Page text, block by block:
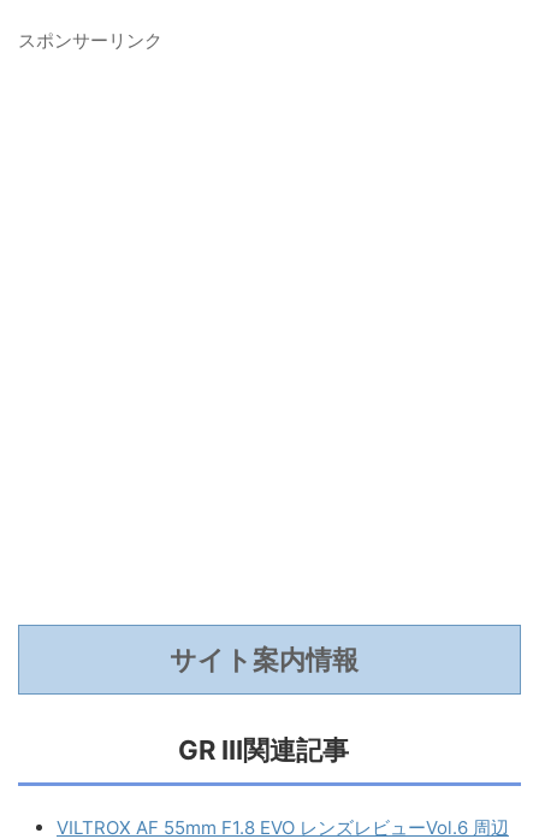
スポンサーリンク
サイト案内情報
GR III関連記事
VILTROX AF 55mm F1.8 EVO レンズレビューVol.6 周辺